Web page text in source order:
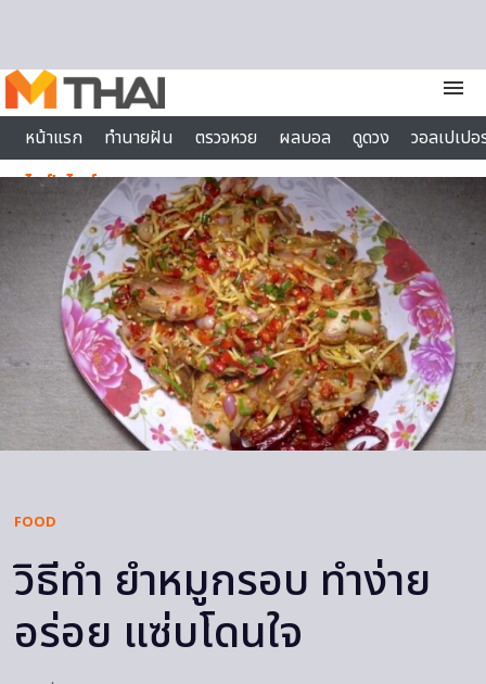
menu
หน้าแรก
ทำนายฝัน ตรวจหวย ผลบอล ดูดวง
วอลเปเป
ไลฟ์สไตล์
FOOD
วิธีทำ ยำหมูกรอบ ทำง่าย
อร่อย แซ่บโดนใจ